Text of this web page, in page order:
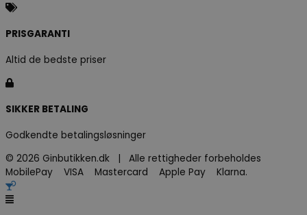
PRISGARANTI
Altid de bedste priser
SIKKER BETALING
Godkendte betalingsløsninger
© 2026 Ginbutikken.dk | Alle rettigheder forbeholdes
MobilePay VISA Mastercard Apple Pay Klarna.